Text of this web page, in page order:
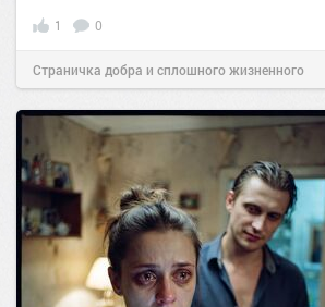
1 0
Страничка добра и сплошного жизненного
позитива!07:38Сегодня